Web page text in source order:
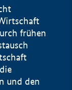
frühen
und den